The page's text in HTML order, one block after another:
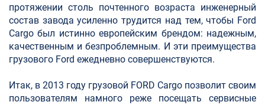
протяжении столь почтенного возраста инженерный
состав завода усиленно трудится над тем, чтобы Ford
Cargo был истинно европейским брендом: надежным,
качественным и безпроблемным. И эти преимущества
грузового Ford ежедневно совершенствуются.
Итак, в 2013 году грузовой FORD Cargo позволит своим
пользователям намного реже посещать сервисные